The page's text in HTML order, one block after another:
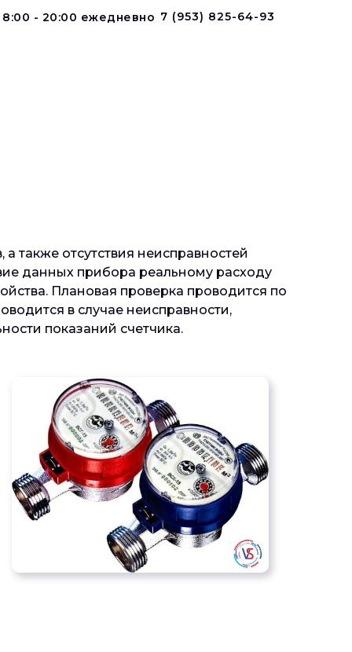
- 20:00 ежедневно 7 (953) 825-64-93
также отсутствия неисправностей
данных прибора реальному расходу
Плановая проверка проводится по
в случае неисправности,
показаний счетчика.